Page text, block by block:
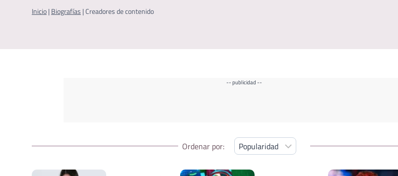
Inicio | Biografías | Creadores de contenido
-- publicidad --
Ordenar por: